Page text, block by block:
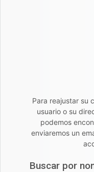
Para reajustar su
usuario o su
podemos
enviaremos un
Buscar por
Buscar por